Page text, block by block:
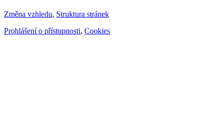
Změna vzhledu, Struktura stránek
Prohlášení o přístupnosti, Cookies